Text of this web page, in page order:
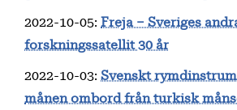
2022-10-05: Freja – Sveriges
forskningssatellit 30 år
2022-10-03: Svenskt
månen ombord från turkisk